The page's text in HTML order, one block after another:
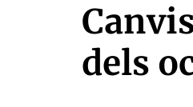
dels